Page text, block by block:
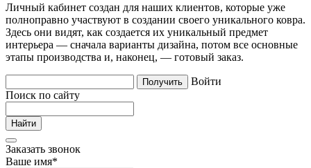
Личный кабинет создан для наших клиентов, которые уже
полноправно участвуют в создании своего уникального ковра.
Здесь они видят, как создается их уникальный предмет
интерьера — сначала варианты дизайна, потом все основные
этапы производства и, наконец, — готовый заказ.
Войти
Поиск по сайту
Заказать звонок
Ваше имя*